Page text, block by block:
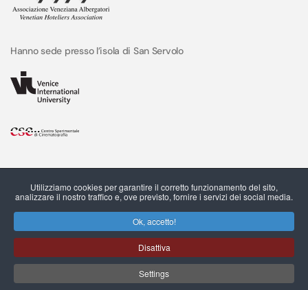
Utilizziamo cookies per garantire il corretto funzionamento del sito,
analizzare il nostro traffico e, ove previsto, fornire i servizi dei social media.
Ok, accetto!
Disattiva
Settings
Hanno sede presso l’isola di San Servolo
C.F. e P.IVA 03544490273 © San Servolo srl, 2022